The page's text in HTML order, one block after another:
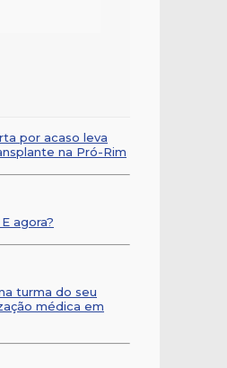
por acaso leva
na Pró-Rim
agora?
turma do seu
médica em